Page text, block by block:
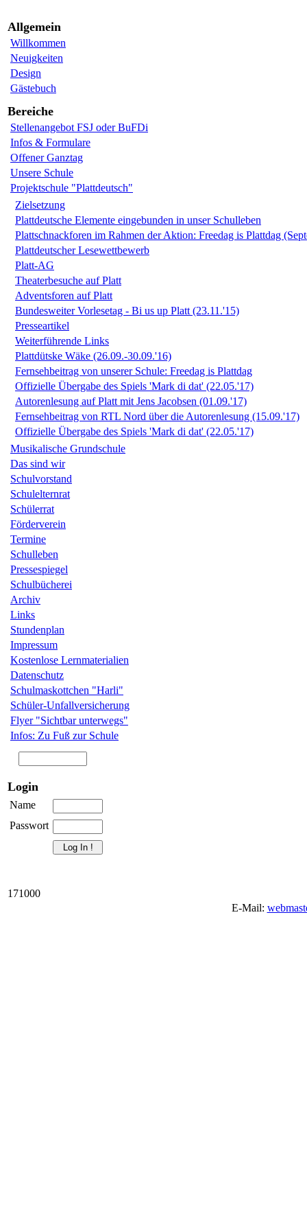
Allgemein
Willkommen
Neuigkeiten
Design
Gästebuch
Bereiche
Stellenangebot FSJ oder BuFDi
Infos & Formulare
Offener Ganztag
Unsere Schule
Projektschule "Plattdeutsch"
Zielsetzung
Plattdeutsche Elemente eingebunden in unser Schulleben
Plattschnackforen im Rahmen der Aktion: Freedag is Plattdag
Plattdeutscher Lesewettbewerb
Platt-AG
Theaterbesuche auf Platt
Adventsforen auf Platt
Bundesweiter Vorlesetag - Bi us up Platt (23.11.'15)
Presseartikel
Weiterführende Links
Plattdütske Wäke (26.09.-30.09.'16)
Fernsehbeitrag von unserer Schule: Freedag is Plattdag
Offizielle Übergabe des Spiels 'Mark di dat' (22.05.'17)
Autorenlesung auf Platt mit Jens Jacobsen (01.09.'17)
Fernsehbeitrag von RTL Nord über die Autorenlesung (15.09.'17)
Offizielle Übergabe des Spiels 'Mark di dat' (22.05.'17)
Musikalische Grundschule
Das sind wir
Schulvorstand
Schulelternrat
Schülerrat
Förderverein
Termine
Schulleben
Pressespiegel
Schulbücherei
Archiv
Links
Stundenplan
Impressum
Kostenlose Lernmaterialien
Datenschutz
Schulmaskottchen "Harli"
Schüler-Unfallversicherung
Flyer "Sichtbar unterwegs"
Infos: Zu Fuß zur Schule
Login
Name
Passwort
1 71000
E-Mail: